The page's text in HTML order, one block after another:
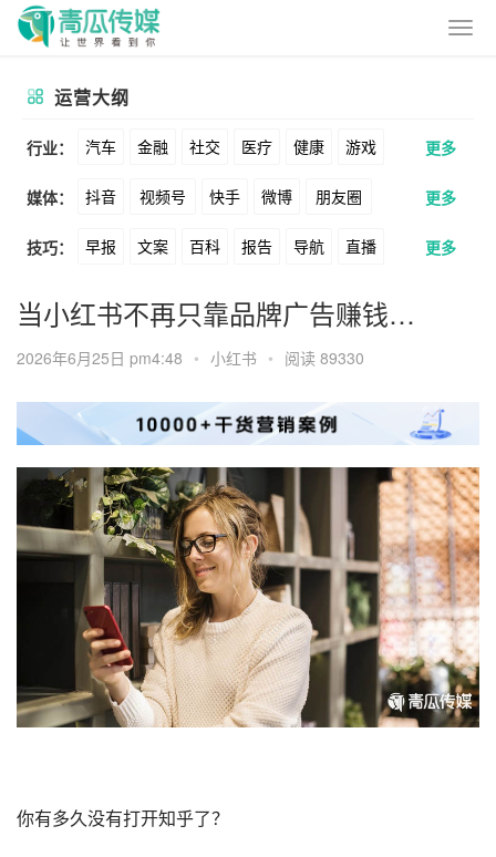
运营大纲
行业： 汽车 金融 社交 医疗 健康 游戏
动漫 美妆 美食 家装 教育 婚纱
酒旅 母婴 宠物 文娱 跨境 科技
广告 元宇宙 房地产
更多
媒体： 抖音 视频号 快手 微博 朋友圈
公众号 B站 小红书 头条 知乎
Soul 360 百度 搜狗 爱奇艺 美柚
美图 最右 神马 谷歌 Facebook
Tiktok YouTube Yahoo Bing
更多
技巧： 早报 文案 百科 报告 导航 直播
卖货 脚本 话术 电商 私域 社群
涨粉 广告 推广 方案 策划 案例
数据 拉新 活动 用户 海外
更多
当小红书不再只靠品牌广告赚钱…
2026年6月25日 pm4:48 • 小红书 • 阅读 89330
你有多久没有打开知乎了？